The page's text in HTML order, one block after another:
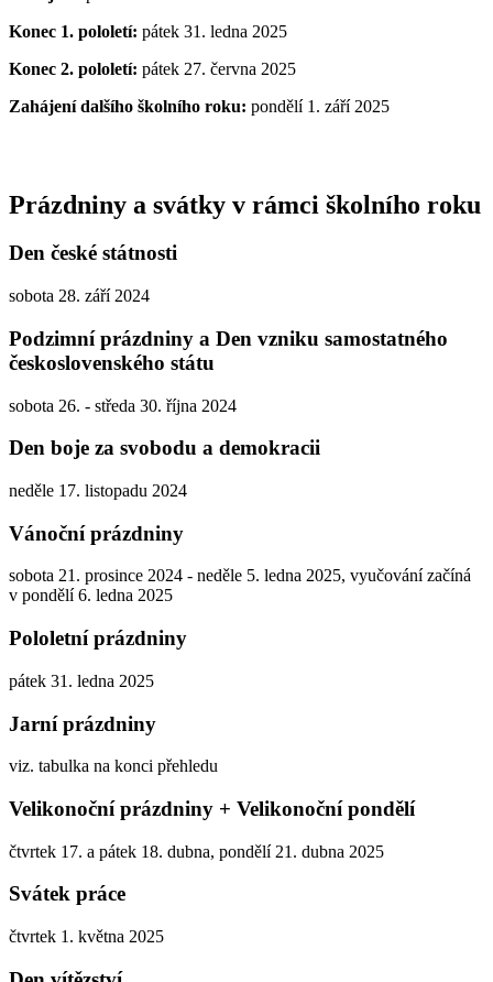
Konec 1. pololetí: pátek 31. ledna 2025
Konec 2. pololetí: pátek 27. června 2025
Zahájení dalšího školního roku: pondělí 1. září 2025
Prázdniny a svátky v rámci školního roku
Den české státnosti
sobota 28. září 2024
Podzimní prázdniny a Den vzniku samostatného
československého státu
sobota 26. - středa 30. října 2024
Den boje za svobodu a demokracii
neděle 17. listopadu 2024
Vánoční prázdniny
sobota 21. prosince 2024 - neděle 5. ledna 2025, vyučování začíná
v pondělí 6. ledna 2025
Pololetní prázdniny
pátek 31. ledna 2025
Jarní prázdniny
viz. tabulka na konci přehledu
Velikonoční prázdniny + Velikonoční pondělí
čtvrtek 17. a pátek 18. dubna, pondělí 21. dubna 2025
Svátek práce
čtvrtek 1. května 2025